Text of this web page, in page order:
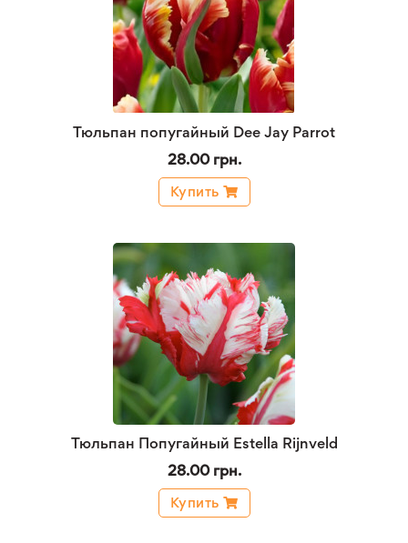
Тюльпан попугайный Dee Jay Parrot
28.00 грн.
Купить
Тюльпан Попугайный Estella Rijnveld
28.00 грн.
Купить